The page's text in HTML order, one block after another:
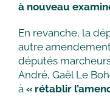
à nouveau
En revanche, la
autre
députés
André, Gaël Le
à « rétablir